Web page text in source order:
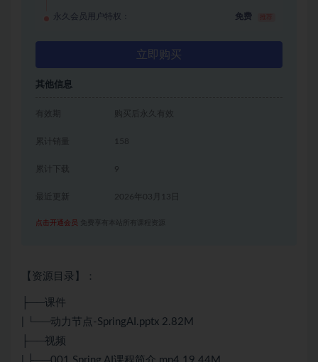
永久会员用户特权： 免费
立即购买
其他信息
有效期 购买后永久有效
累计销量 158
累计下载 9
2026年03月13日
点击开通会员 免费享有本站所有课程资源
【资源目录】：
├──课件
| └──动力节点-SpringAI.pptx 2.82M
├──视频